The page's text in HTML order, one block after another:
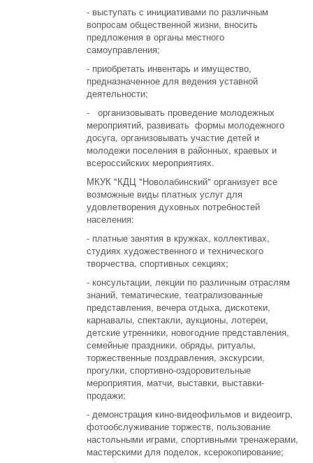
- выступать с инициативами по различным
вопросам общественной жизни, вносить
предложения в органы местного
самоуправления;
- приобретать инвентарь и имущество,
предназначенное для ведения уставной
деятельности;
- организовывать проведение молодежных
мероприятий, развивать формы молодежного
досуга, организовывать участие детей и
молодежи поселения в районных, краевых и
всероссийских мероприятиях.
МКУК "КДЦ "Новолабинский" организует все
возможные виды платных услуг для
удовлетворения духовных потребностей
населения:
- платные занятия в кружках, коллективах,
студиях художественного и технического
творчества, спортивных секциях;
- консультации, лекции по различным отраслям
знаний, тематические, театрализованные
представления, вечера отдыха, дискотеки,
карнавалы, спектакли, аукционы, лотереи,
детские утренники, новогодние представления,
семейные праздники, обряды, ритуалы,
торжественные поздравления, экскурсии,
прогулки, спортивно-оздоровительные
мероприятия, матчи, выставки, выставки-
продажи;
- демонстрация кино-видеофильмов и видеоигр,
фотообслуживание торжеств, пользование
настольными играми, спортивными тренажерами,
мастерскими для поделок, ксерокопирование;